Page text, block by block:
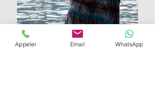
Appeler Email WhatsApp